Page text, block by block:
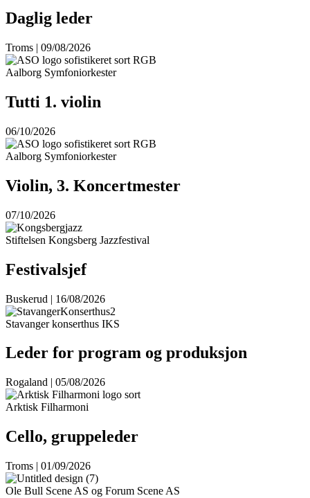
Daglig leder
Troms | 09/08/2026
Aalborg Symfoniorkester
Tutti 1. violin
06/10/2026
Aalborg Symfoniorkester
Violin, 3. Koncertmester
07/10/2026
Stiftelsen Kongsberg Jazzfestival
Festivalsjef
Buskerud | 16/08/2026
Stavanger konserthus IKS
Leder for program og produksjon
Rogaland | 05/08/2026
Arktisk Filharmoni
Cello, gruppeleder
Troms | 01/09/2026
Ole Bull Scene AS og Forum Scene AS